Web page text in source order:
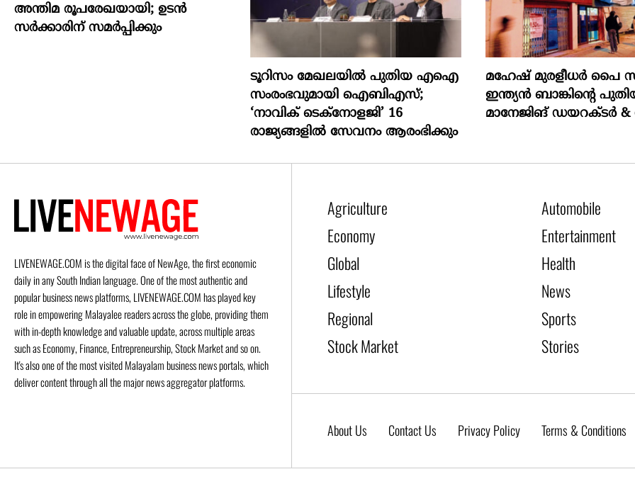
അന്തിമ രൂപരേഖയായി; ഉടൻ
സർക്കാരിന് സമർപ്പിക്കും
ടൂറിസം മേഖലയിൽ പുതിയ എഐ
സംരംഭവുമായി ഐബിഎസ്;
‘നാവിക് ടെക്‌നോളജി’ 16
രാജ്യങ്ങളിൽ സേവനം ആരംഭിക്കും
മഹേഷ് മുരളീധർ പൈ
ഇന്ത്യൻ ബാങ്കിന്റെ
മാനേജിങ് ഡയറക്ടർ
LIVENEWAGE.COM is the digital face of NewAge, the first economic
daily in any South Indian language. One of the most authentic and
popular business news platforms, LIVENEWAGE.COM has played key
role in empowering Malayalee readers across the globe, providing them
with in-depth knowledge and valuable update, across multiple areas
such as Economy, Finance, Entrepreneurship, Stock Market and so on.
It's also one of the most visited Malayalam business news portals, which
deliver content through all the major news aggregator platforms.
Agriculture Automobile
Economy
Entertainment
Global
Health
Lifestyle
News
Regional
Sports
Stock Market
Stories
About Us Contact Us Privacy Policy Terms & Conditions